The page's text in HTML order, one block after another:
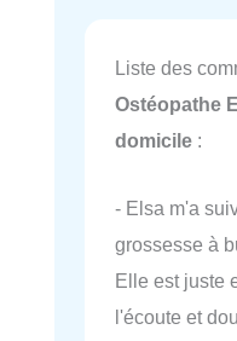
Liste des
Ostéopathe
domicile :
- Elsa m'a
grossesse à
Elle est juste
l'écoute et